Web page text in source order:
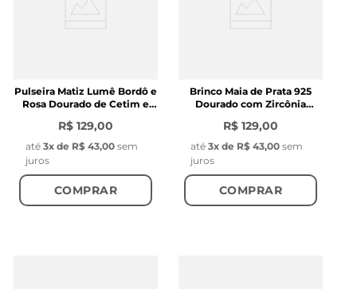
Pulseira Matiz Lumê Bordô e
Rosa Dourado de Cetim e
R$ 129,00
até 3x de R$ 43,00 sem
juros
COMPRAR
Brinco Maia de Prata 925
Dourado com Zircônia
R$ 129,00
até 3x de R$ 43,00 sem
juros
COMPRAR